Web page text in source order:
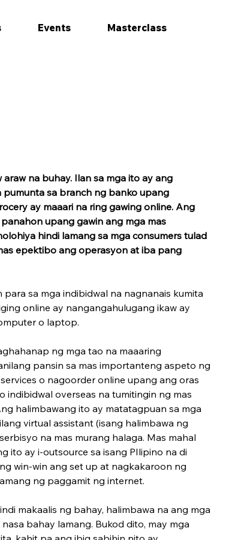
Events Masterclass
na buhay. Ilan sa mga ito ay ang
pumunta sa branch ng banko upang
ay maaari na ring gawing online. Ang
upang gawin ang mga mas
hindi lamang sa mga consumers tulad
epektibo ang operasyon at iba pang
sa mga indibidwal na nagnanais kumita
online ay nangangahulugang ikaw ay
o laptop.
ng mga tao na maaaring
pansin sa mas importanteng aspeto ng
o nagoorder online upang ang oras
indibidwal overseas na tumitingin ng mas
halimbawang ito ay matatagpuan sa mga
virtual assistant (isang halimbawa ng
na mas murang halaga. Mas mahal
ito ay i-outsource sa isang PIlipino na di
win-win ang set up at nagkakaroon ng
ng paggamit ng internet.
makaalis ng bahay, halimbawa na ang mga
bahay lamang. Bukod dito, may mga